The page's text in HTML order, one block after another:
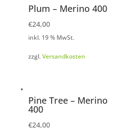
Plum – Merino 400
€24,00
inkl. 19 % MwSt.
zzgl.Versandkosten
Pine Tree – Merino
400
€24,00